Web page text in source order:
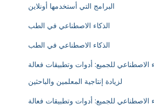
البرامج التي أستخدمها أونلاين
الذكاء الاصطناعي في الطب
الذكاء الاصطناعي في الطب
الاصطناعي للجميع: أدوات وتطبيقات فعالة
لزيادة إنتاجية المعلمين والباحثين
الاصطناعي للجميع: أدوات وتطبيقات فعالة